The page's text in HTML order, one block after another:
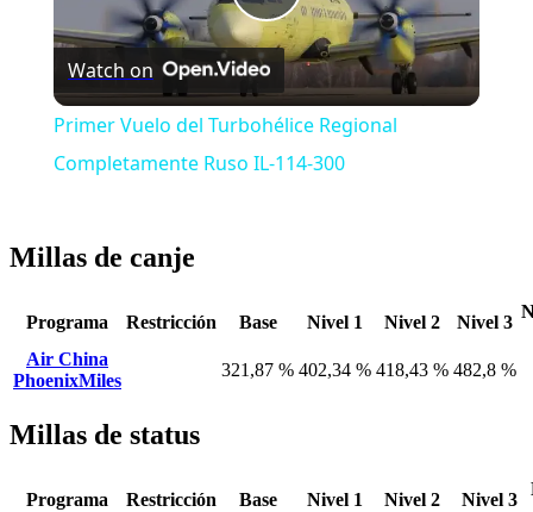
Play
Video
Watch on
Primer Vuelo del Turbohélice Regional
Completamente Ruso IL-114-300
Millas de canje
Programa Restricción Base Nivel 1 Nivel 2 Nivel 3
Air China
PhoenixMiles
321,87 % 402,34 % 418,43 % 482,8 %
Millas de status
Programa Restricción Base Nivel 1 Nivel 2 Nivel 3